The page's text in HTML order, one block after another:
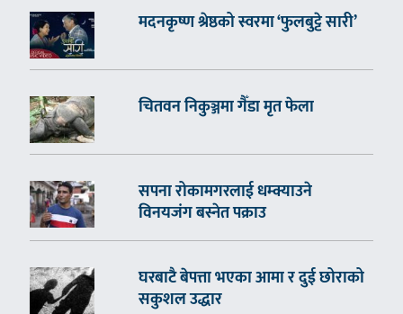
मदनकृष्ण श्रेष्ठको स्वरमा ‘फुलबुट्टे सारी’
चितवन निकुञ्जमा गैँडा मृत फेला
सपना रोकामगरलाई धम्क्याउने
विनयजंग बस्नेत पक्राउ
घरबाटै बेपत्ता भएका आमा र दुई छोराको
सकुशल उद्धार